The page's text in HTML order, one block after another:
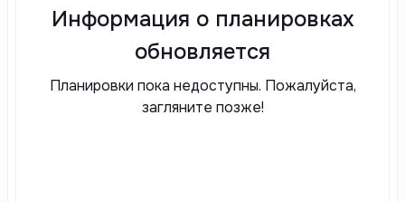
Информация о планировках
обновляется
Планировки пока недоступны. Пожалуйста,
загляните позже!